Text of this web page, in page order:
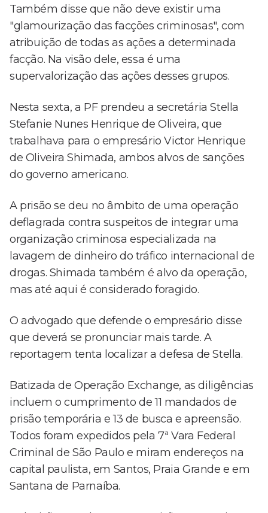
Também disse que não deve existir uma
"glamourização das facções criminosas", com
atribuição de todas as ações a determinada
facção. Na visão dele, essa é uma
supervalorização das ações desses grupos.
Nesta sexta, a PF prendeu a secretária Stella
Stefanie Nunes Henrique de Oliveira, que
trabalhava para o empresário Victor Henrique
de Oliveira Shimada, ambos alvos de sanções
do governo americano.
A prisão se deu no âmbito de uma operação
deflagrada contra suspeitos de integrar uma
organização criminosa especializada na
lavagem de dinheiro do tráfico internacional de
drogas. Shimada também é alvo da operação,
mas até aqui é considerado foragido.
O advogado que defende o empresário disse
que deverá se pronunciar mais tarde. A
reportagem tenta localizar a defesa de Stella.
Batizada de Operação Exchange, as diligências
incluem o cumprimento de 11 mandados de
prisão temporária e 13 de busca e apreensão.
Todos foram expedidos pela 7ª Vara Federal
Criminal de São Paulo e miram endereços na
capital paulista, em Santos, Praia Grande e em
Santana de Parnaíba.